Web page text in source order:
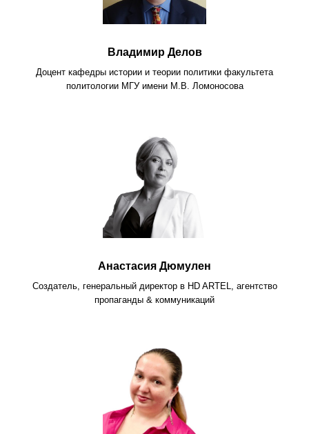
Владимир Делов
Доцент кафедры истории и теории политики факультета
политологии МГУ имени М.В. Ломоносова
Анастасия Дюмулен
Создатель, генеральный директор в HD ARTEL, агентство
пропаганды & коммуникаций